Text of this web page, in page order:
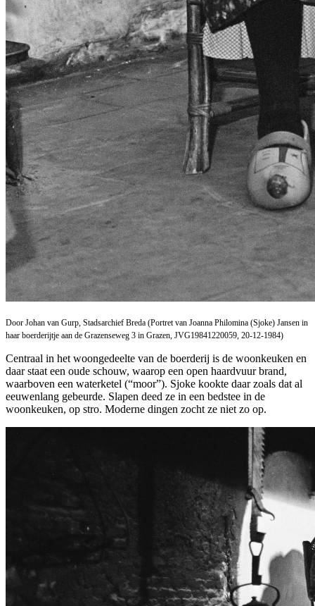
Door Johan van Gurp, Stadsarchief Breda (Portret van Joanna Philomina (Sjoke) Jansen in
haar boerderijtje aan de Grazenseweg 3 in Grazen, JVG19841220059, 20-12-1984)
Centraal in het woongedeelte van de boerderij is de woonkeuken en
daar staat een oude schouw, waarop een open haardvuur brand,
waarboven een waterketel (“moor”). Sjoke kookte daar zoals dat al
eeuwenlang gebeurde. Slapen deed ze in een bedstee in de
woonkeuken, op stro. Moderne dingen zocht ze niet zo op.